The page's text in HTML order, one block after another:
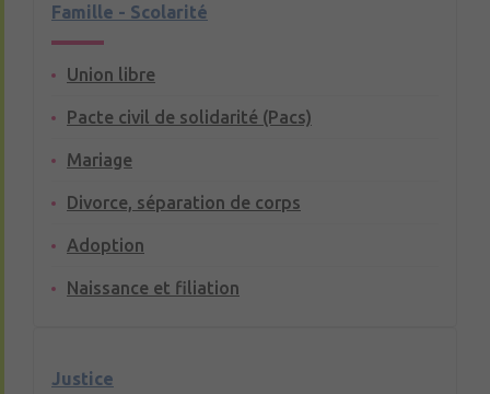
Famille - Scolarité
Union libre
Pacte civil de solidarité (Pacs)
Mariage
Divorce, séparation de corps
Adoption
Naissance et filiation
Justice